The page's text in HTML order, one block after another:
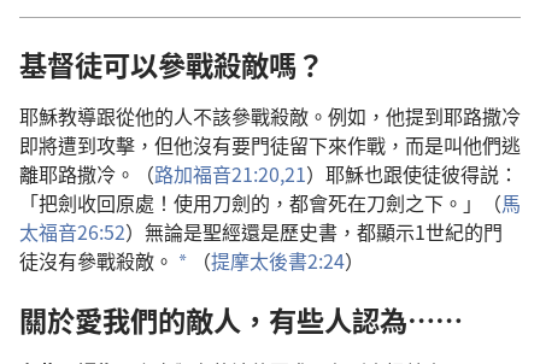
基督徒可以參戰殺敵嗎？
耶穌教導跟從他的人不該參戰殺敵。例如，他提到耶路撒冷
即將遭到攻擊，但他沒有要門徒留下來作戰，而是叫他們逃
離耶路撒冷。（路加福音21:20,21）耶穌也跟使徒彼得説：
「把劍收回原處！使用刀劍的，都會死在刀劍之下。」（馬
太福音26:52）無論是聖經還是歷史書，都顯示1世紀的門
徒沒有參戰殺敵。 a （提摩太後書2:24）
關於愛我們的敵人，有些人認為……